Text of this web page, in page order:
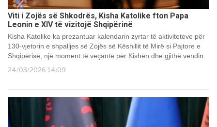
Viti i Zojës së Shkodrës, Kisha Katolike fton Papa
Leonin e XIV të vizitojë Shqipërinë
Kisha Katolike ka prezantuar kalendarin zyrtar të aktiviteteve për
130-vjetorin e shpalljes së Zojës së Këshillit të Mirë si Pajtore e
Shqipërisë, një moment të veçantë për Kishën dhe gjithë vendin.
24/03/2026 14:09